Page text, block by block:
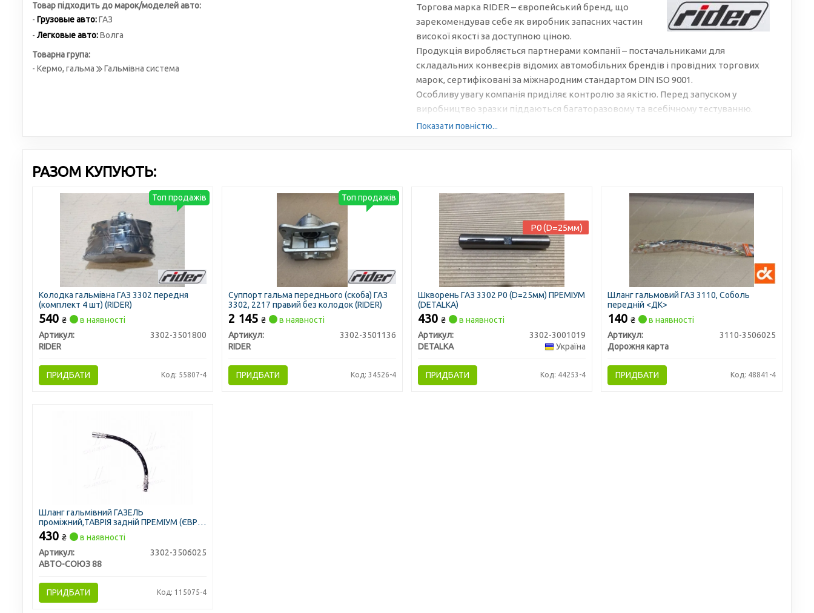
Товар підходить до марок/моделей авто:
- Грузовые авто:ГАЗ
-Легковые авто:Волга
Товарна група:
- Кермо, гальма
Гальмівна система
Торгова марка RIDER – європейський бренд, що
зарекомендував себе як виробник запасних частин
високої якості за доступною ціною.
Продукція виробляється партнерами компанії – постачальниками для
складальних конвеєрів відомих автомобільних брендів і провідних торгових
марок, сертифіковані за міжнародним стандартом DIN ISO 9001.
Особливу увагу компанія приділяє контролю за якістю. Перед запуском у
виробництво зразки піддаються багаторазовому та всебічному тестуванню.
Показати повністю...
РАЗОМ КУПУЮТЬ:
Колодка гальмівна ГАЗ 3302 передня
(комплект 4 шт) (RIDER)
540 ₴
в наявності
Артикул:
3302-3501800
RIDER
ПРИДБАТИ Код: 55807-4
Топ продажів
Суппорт гальма переднього (скоба) ГАЗ
3302, 2217 правий без колодок (RIDER)
2 145 ₴
в наявності
Артикул:
3302-3501136
RIDER
ПРИДБАТИ Код: 34526-4
Топ продажів
Шкворень ГАЗ 3302 Р0 (D=25мм) ПРЕМІУМ
(DETALKA)
430 ₴
в наявності
Артикул:
3302-3001019
DETALKA
Україна
ПРИДБАТИ Код: 44253-4
Р0 (D=25мм)
Шланг гальмовий ГАЗ 3110, Соболь
передній <ДК>
140₴
в наявності
Артикул:
3110-3506025
Дорожня карта
ПРИДБАТИ Код: 48841-4
Шланг гальмівний ГАЗЕЛЬ
проміжний,ТАВРІЯ задній ПРЕМІУМ (ЄВРО
обтиск, L=320 мм, штуцер-штуцер)
430 ₴
в наявності
Артикул:
3302-3506025
АВТО-СОЮЗ 88
ПРИДБАТИ Код: 115075-4